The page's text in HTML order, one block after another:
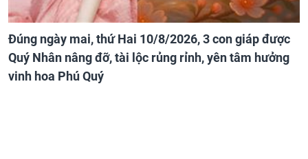
Đúng ngày mai, thứ Hai 10/8/2026, 3 con giáp được
Quý Nhân nâng đỡ, tài lộc rủng rỉnh, yên tâm hưởng
vinh hoa Phú Quý